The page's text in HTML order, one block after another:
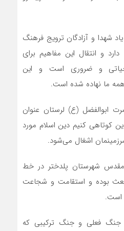
شهدا و آزادگان ترویج فرهنگ
و انتقال این مفاهیم برای
و ضروری است و این
ما نهاده شده است.
ابوالفضل (ع) لرستان عنوان
کوتاهی کنیم دین اسلام مورد
اشغال می‌شود.
شهرستان پلدختر در خط
بعث بوده و استقامت و شجاعت
است.
جنگ فعلی و جنگ ترکیبی که